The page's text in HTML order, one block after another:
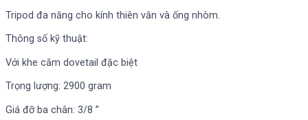
Tripod đa năng cho kính thiên văn và ống nhòm.
Thông số kỹ thuật:
Với khe cắm dovetail đặc biệt
Trọng lượng: 2900 gram
Giá đỡ ba chân: 3/8 ”